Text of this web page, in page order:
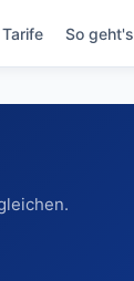
Tarife So geht's